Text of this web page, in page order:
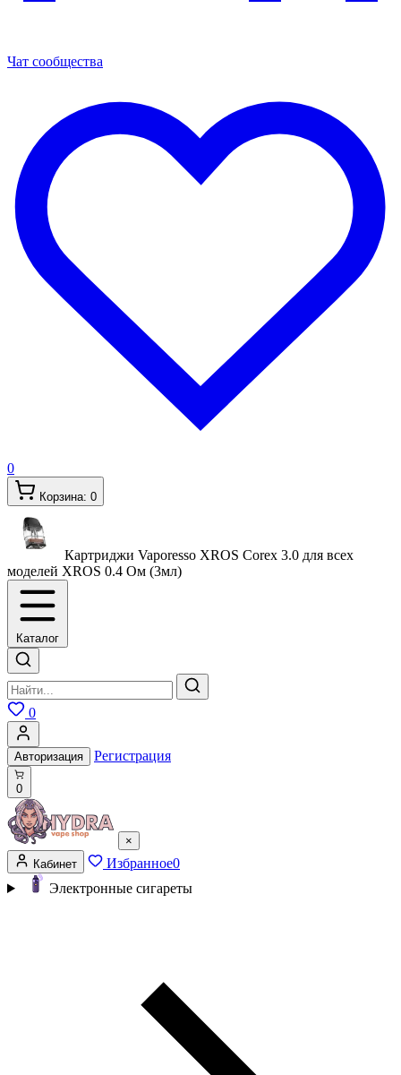
Чат сообщества
0
Корзина: 0
Картриджи Vaporesso XROS Corex 3.0 для всех
моделей XROS 0.4 Ом (3мл)
Каталог
0
Авторизация Регистрация
0
×
Кабинет
Избранное0
Электронные сигареты